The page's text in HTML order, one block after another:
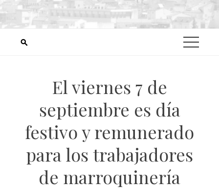
El viernes 7 de
septiembre es día
festivo y remunerado
para los trabajadores
de marroquinería